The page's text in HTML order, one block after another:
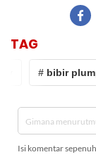
TAG
# bibir
Isi komentar